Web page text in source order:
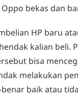
bekas dan
HP baru
kalian beli.
bisa
melakukan
baik atau